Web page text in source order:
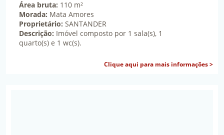
Área bruta: 110 m²
Morada: Mata Amores
Proprietário: SANTANDER
Descrição: Imóvel composto por 1 sala(s), 1
quarto(s) e 1 wc(s).
Clique aqui para mais informações >